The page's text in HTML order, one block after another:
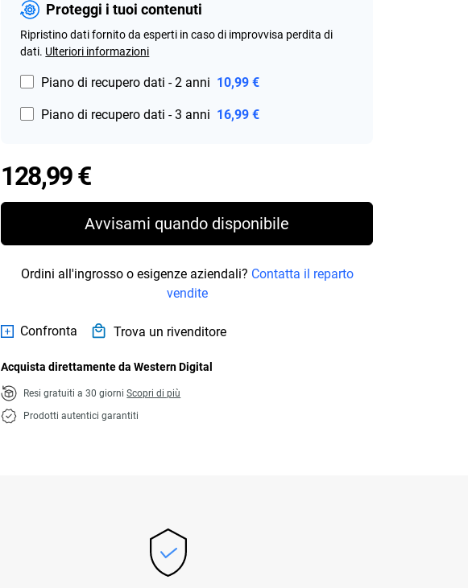
Proteggi i tuoi contenuti
Ripristino dati fornito da esperti in caso di improvvisa perdita di
dati. Ulteriori informazioni
Piano di recupero dati - 2 anni 10,99 €
Piano di recupero dati - 3 anni 16,99 €
128,99 €Price 128,99 €
Avvisami quando disponibile
Ordini all'ingrosso o esigenze aziendali? Contatta il reparto
vendite
Confronta Trova un rivenditore
Acquista direttamente da Western Digital
Resi gratuiti a 30 giorniScopri di più
Prodotti autentici garantiti